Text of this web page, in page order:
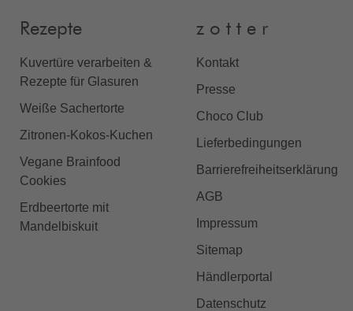
Rezepte
Kuvertüre verarbeiten &
Rezepte für Glasuren
Weiße Sachertorte
Zitronen-Kokos-Kuchen
Vegane Brainfood
Cookies
Erdbeertorte mit
Mandelbiskuit
z o t t e r
Kontakt
Presse
Choco Club
Lieferbedingungen
Barrierefreiheitserklärung
AGB
Impressum
Sitemap
Händlerportal
Datenschutz